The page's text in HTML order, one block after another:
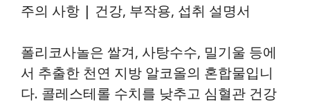
주의 사항 | 건강, 부작용, 섭취 설명서
폴리코사놀은 쌀겨, 사탕수수, 밀기울 등에
서 추출한 천연 지방 알코올의 혼합물입니
다. 콜레스테롤 수치를 낮추고 심혈관 건강